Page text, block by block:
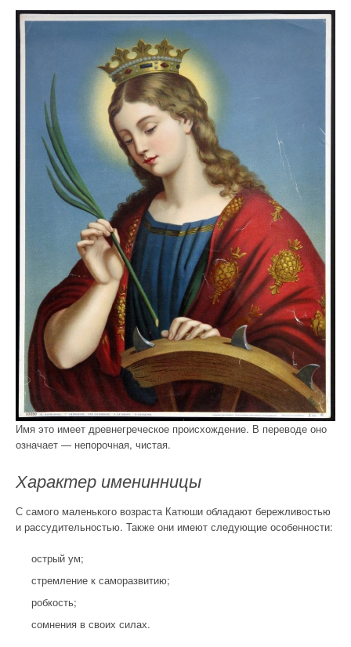
Имя это имеет древнегреческое происхождение. В переводе оно
означает — непорочная, чистая.
Характер именинницы
С самого маленького возраста Катюши обладают бережливостью
и рассудительностью. Также они имеют следующие особенности:
острый ум;
стремление к саморазвитию;
робкость;
сомнения в своих силах.